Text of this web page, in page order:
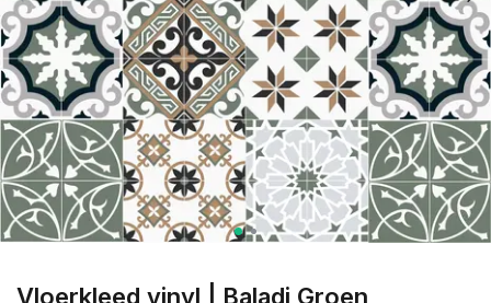
Vloerkleed vinyl | Baladi Groen